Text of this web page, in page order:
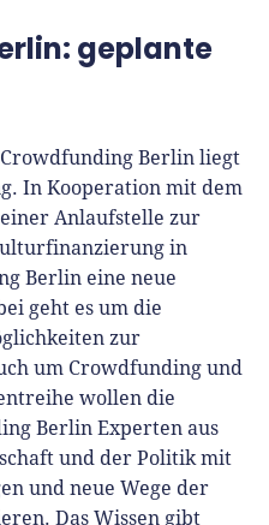
geplante
Berlin liegt
In Kooperation mit dem
Anlaufstelle zur
in
Berlin eine neue
geht es um die
zur
um Crowdfunding und
wollen die
Berlin Experten aus
und der Politik mit
und neue Wege der
Das Wissen gibt